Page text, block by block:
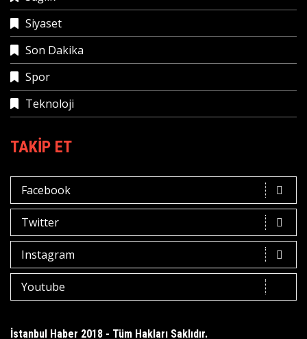
Siyaset
Son Dakika
Spor
Teknoloji
TAKIP ET
Facebook
Twitter
Instagram
Youtube
İstanbul Haber 2018 - Tüm Hakları Saklıdır.